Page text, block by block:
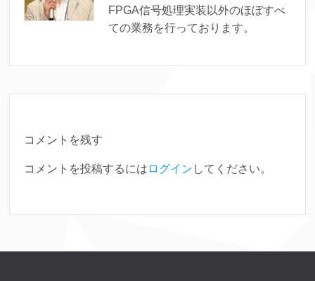
FPGA信号処理実装以外のほぼすべ
ての業務を行っております。
コメントを残す
コメントを投稿するには ログイン してください。